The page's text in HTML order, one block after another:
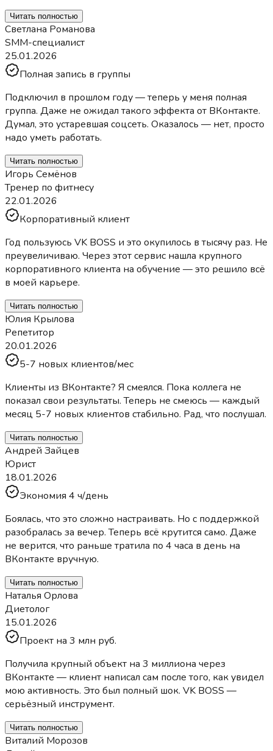
Читать полностью
Светлана Романова
SMM-специалист
25.01.2026
Полная запись в группы
Подключил в прошлом году — теперь у меня полная
группа. Даже не ожидал такого эффекта от ВКонтакте.
Думал, это устаревшая соцсеть. Оказалось — нет, просто
надо уметь работать.
Читать полностью
Игорь Семёнов
Тренер по фитнесу
22.01.2026
Корпоративный клиент
Год пользуюсь VK BOSS и это окупилось в тысячу раз. Не
преувеличиваю. Через этот сервис нашла крупного
корпоративного клиента на обучение — это решило всё
в моей карьере.
Читать полностью
Юлия Крылова
Репетитор
20.01.2026
5-7 новых клиентов/мес
Клиенты из ВКонтакте? Я смеялся. Пока коллега не
показал свои результаты. Теперь не смеюсь — каждый
месяц 5-7 новых клиентов стабильно. Рад, что послушал.
Читать полностью
Андрей Зайцев
Юрист
18.01.2026
Экономия 4 ч/день
Боялась, что это сложно настраивать. Но с поддержкой
разобралась за вечер. Теперь всё крутится само. Даже
не верится, что раньше тратила по 4 часа в день на
ВКонтакте вручную.
Читать полностью
Наталья Орлова
Диетолог
15.01.2026
Проект на 3 млн руб.
Получила крупный объект на 3 миллиона через
ВКонтакте — клиент написал сам после того, как увидел
мою активность. Это был полный шок. VK BOSS —
серьёзный инструмент.
Читать полностью
Виталий Морозов